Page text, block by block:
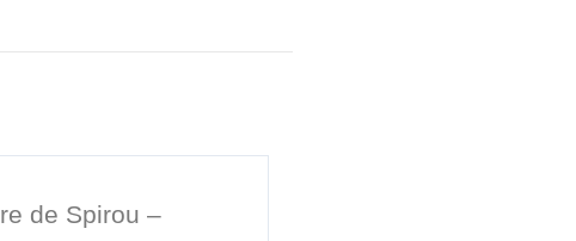
de Spirou –